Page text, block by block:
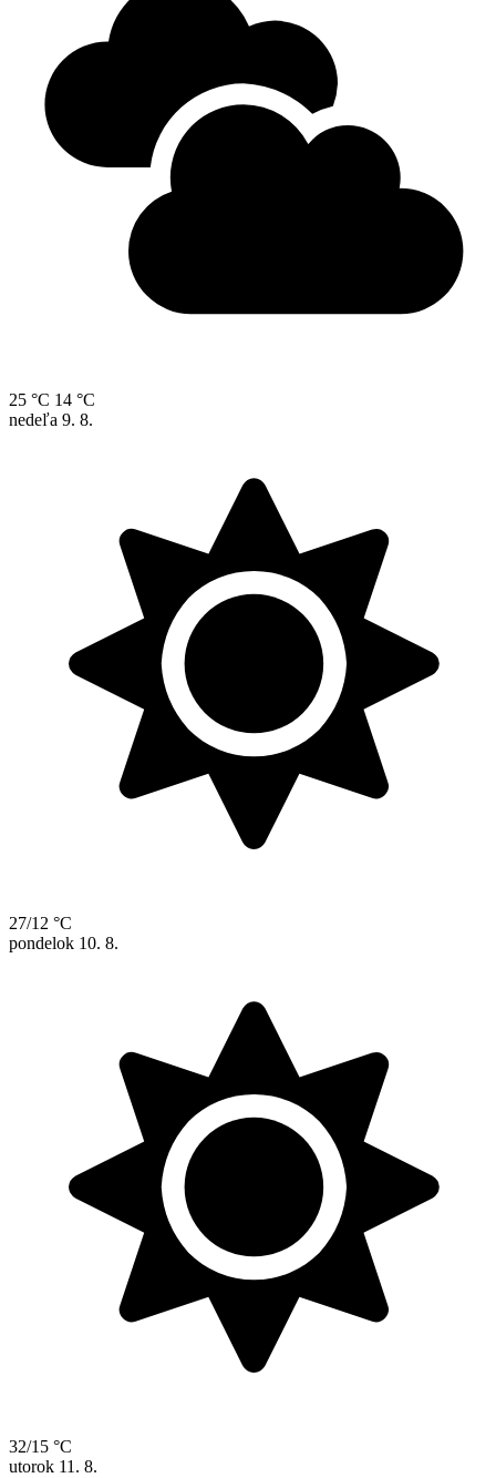
25 °C 14 °C
nedeľa 9. 8.
27/12 °C
pondelok 10. 8.
32/15 °C
utorok 11. 8.